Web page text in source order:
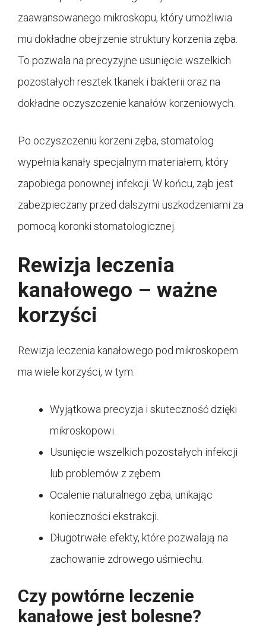
zaawansowanego mikroskopu, który umożliwia
mu dokładne obejrzenie struktury korzenia zęba.
To pozwala na precyzyjne usunięcie wszelkich
pozostałych resztek tkanek i bakterii oraz na
dokładne oczyszczenie kanałów korzeniowych.
Po oczyszczeniu korzeni zęba, stomatolog
wypełnia kanały specjalnym materiałem, który
zapobiega ponownej infekcji. W końcu, ząb jest
zabezpieczany przed dalszymi uszkodzeniami za
pomocą koronki stomatologicznej.
Rewizja leczenia
kanałowego – ważne
korzyści
Rewizja leczenia kanałowego pod mikroskopem
ma wiele korzyści, w tym:
Wyjątkowa precyzja i skuteczność dzięki
mikroskopowi.
Usunięcie wszelkich pozostałych infekcji
lub problemów z zębem.
Ocalenie naturalnego zęba, unikając
konieczności ekstrakcji.
Długotrwałe efekty, które pozwalają na
zachowanie zdrowego uśmiechu.
Czy powtórne leczenie
kanałowe jest bolesne?